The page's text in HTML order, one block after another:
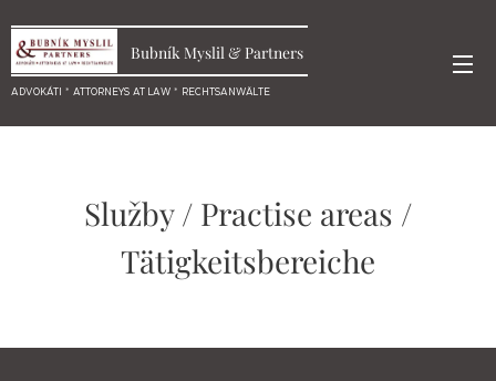
Bubník Myslil & Partners
ADVOKÁTI * ATTORNEYS AT LAW * RECHTSANWÄLTE
Služby / Practise areas /
Tätigkeitsbereiche